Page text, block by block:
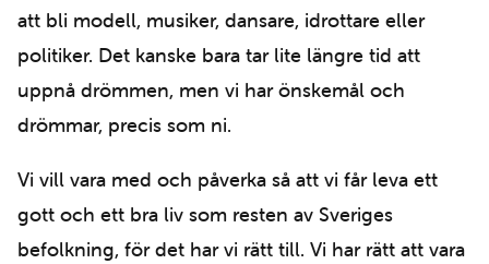
att bli modell, musiker, dansare, idrottare eller
politiker. Det kanske bara tar lite längre tid att
uppnå drömmen, men vi har önskemål och
drömmar, precis som ni.
Vi vill vara med och påverka så att vi får leva ett
gott och ett bra liv som resten av Sveriges
befolkning, för det har vi rätt till. Vi har rätt att vara